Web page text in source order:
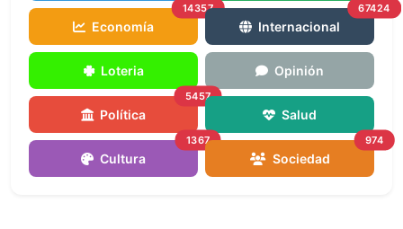
Economía
14357
Internacional
67424
Loteria Opinión
Política
5457
Salud
Cultura
1367
Sociedad
974